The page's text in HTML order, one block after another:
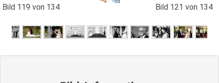
Bild 119 von 134
Bild 121 von 134